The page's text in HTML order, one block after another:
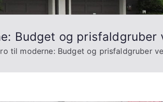
Budget og prisfaldgruber
til moderne: Budget og prisfaldgruber